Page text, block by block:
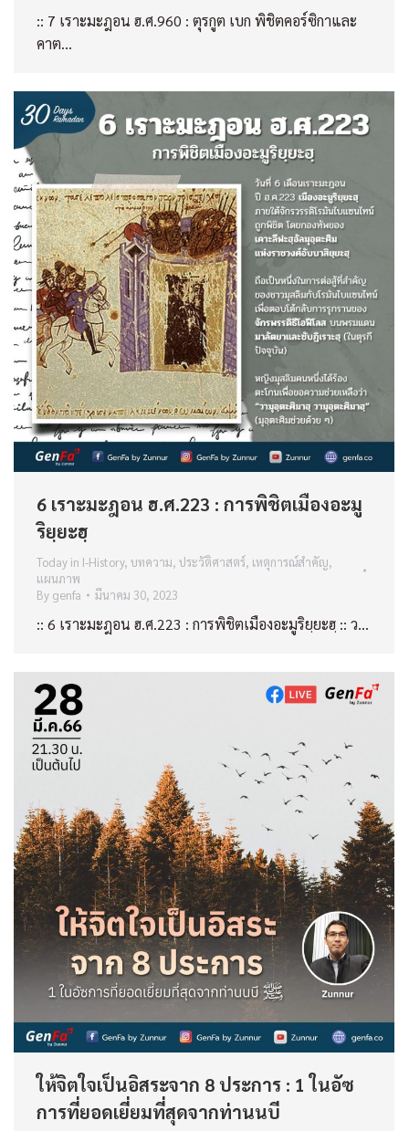
:: 7 เราะมะฎอน ฮ.ศ.960 : ตุรกูต เบก พิชิตคอร์ซิกาและ
คาต…
6 เราะมะฎอน ฮ.ศ.223 : การพิชิตเมืองอะมู
ริยฺยะฮฺ
Today in I-History, บทความ, ประวัติศาสตร์, เหตุการณ์สำคัญ,
แผนภาพ
By genfa มีนาคม 30, 2023
:: 6 เราะมะฎอน ฮ.ศ.223 : การพิชิตเมืองอะมูริยฺยะฮฺ :: ว…
ให้จิตใจเป็นอิสระจาก 8 ประการ : 1 ในอัซ
การที่ยอดเยี่ยมที่สุดจากท่านนบี